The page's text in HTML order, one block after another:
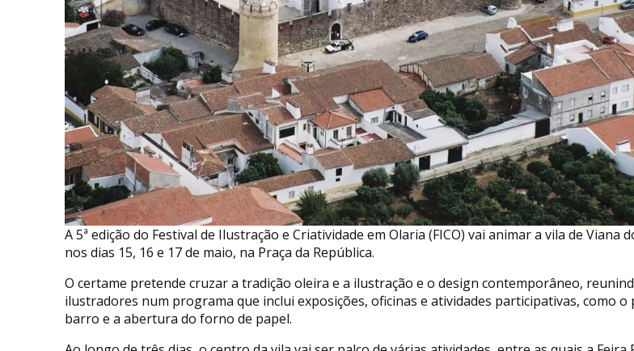
A 5ª edição do Festival de Ilustração e Criatividade em Olaria (FICO) vai animar a vila de Viana
nos dias 15, 16 e 17 de maio, na Praça da República.
O certame pretende cruzar a tradição oleira e a ilustração e o design contemporâneo,
ilustradores num programa que inclui exposições, oficinas e atividades participativas, como o
barro e a abertura do forno de papel.